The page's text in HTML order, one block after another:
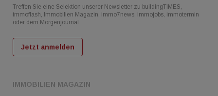
IMMOBILIEN MAGAZIN
Treffen Sie eine Selektion unserer Newsletter zu buildingTIMES,
immoflash, Immobilien Magazin, immo7news, immojobs, immotermin
oder dem Morgenjournal
Jetzt anmelden